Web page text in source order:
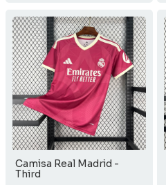
Camisa Real Madrid -
Third